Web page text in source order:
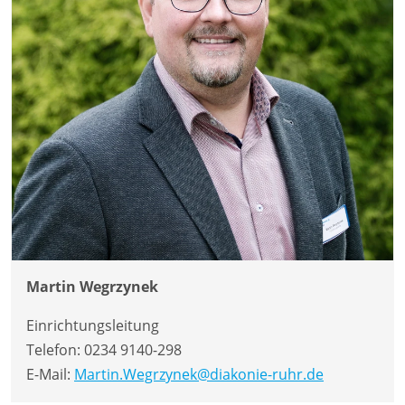
Martin Wegrzynek
Einrichtungsleitung
Telefon: 0234 9140-298
E-Mail: Martin.Wegrzynek@diakonie-ruhr.de